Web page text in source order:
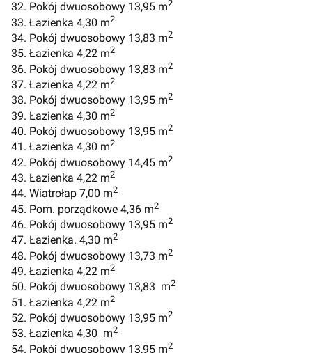
32. Pokój dwuosobowy 13,95 m2
33. Łazienka 4,30 m2
34. Pokój dwuosobowy 13,83 m2
35. Łazienka 4,22 m2
36. Pokój dwuosobowy 13,83 m2
37. Łazienka 4,22 m2
38. Pokój dwuosobowy 13,95 m2
39. Łazienka 4,30 m2
40. Pokój dwuosobowy 13,95 m2
41. Łazienka 4,30 m2
42. Pokój dwuosobowy 14,45 m2
43. Łazienka 4,22 m2
44. Wiatrołap 7,00 m2
45. Pom. porządkowe 4,36 m2
46. Pokój dwuosobowy 13,95 m2
47. Łazienka. 4,30 m2
48. Pokój dwuosobowy 13,73 m2
49. Łazienka 4,22 m2
50. Pokój dwuosobowy 13,83 m2
51. Łazienka 4,22 m2
52. Pokój dwuosobowy 13,95 m2
53. Łazienka 4,30 m2
54. Pokój dwuosobowy 13,95 m2